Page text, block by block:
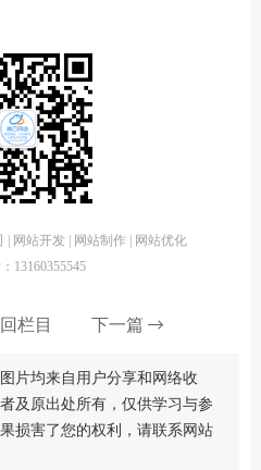
网站开发 | 网站制作 | 网站优化
13160355545
栏目 下一篇
片均来自用户分享和网络收
及原出处所有，仅供学习与参
损害了您的权利，请联系网站